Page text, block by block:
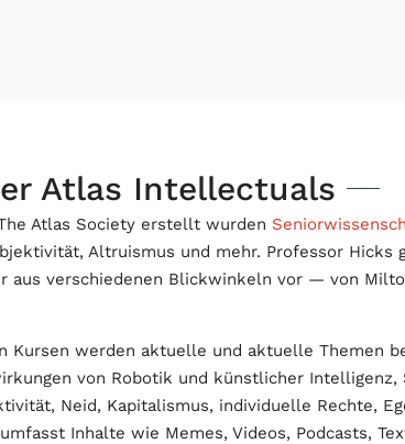
Atlas Intellectuals
Atlas Society erstellt wurden
Altruismus und mehr. Professor Hicks
aus verschiedenen Blickwinkeln vor — von
Kursen werden aktuelle und aktuelle Themen
von Robotik und künstlicher Intelligenz,
Neid, Kapitalismus, individuelle Rechte,
Inhalte wie Memes, Videos, Podcasts,